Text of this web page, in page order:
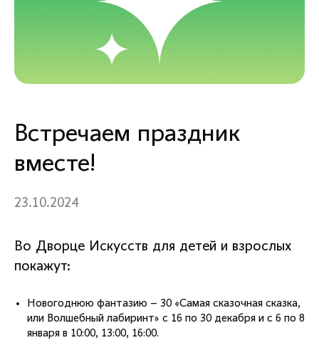
Встречаем праздник
вместе!
23.10.2024
Во Дворце Искусств для детей и взрослых
покажут:
Новогоднюю фантазию – 30 «Самая сказочная сказка,
или Волшебный лабиринт» с 16 по 30 декабря и с 6 по 8
января в 10:00, 13:00, 16:00.